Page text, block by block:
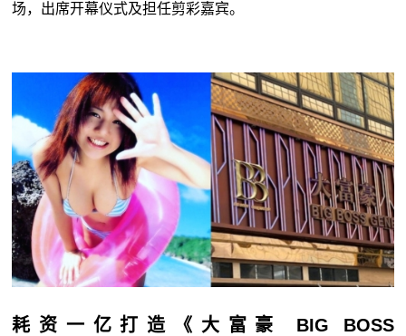
场，出席开幕仪式及担任剪彩嘉宾。
耗资一亿打造《大富豪 BIG BOSS